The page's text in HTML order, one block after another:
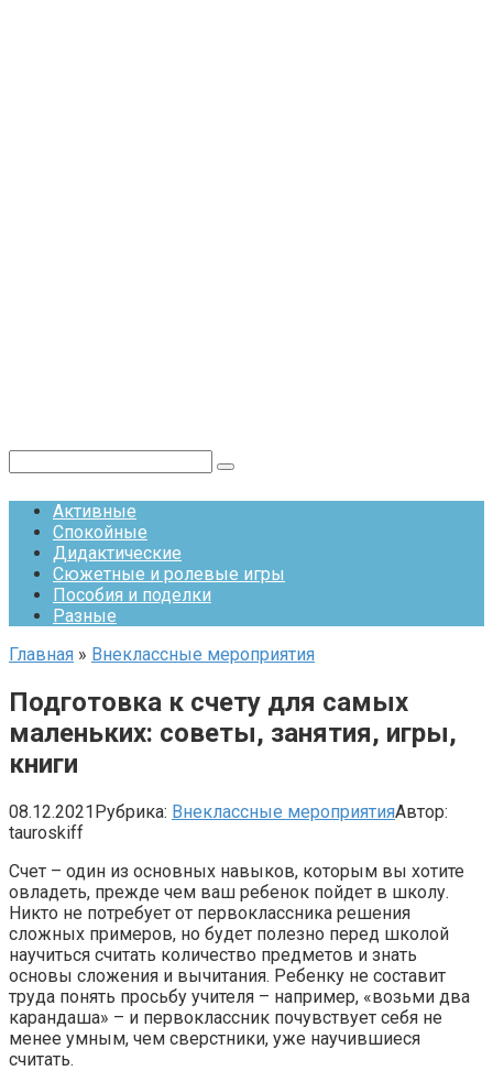
Активные
Спокойные
Дидактические
Сюжетные и ролевые игры
Пособия и поделки
Разные
Главная » Внеклассные мероприятия
Подготовка к счету для самых
маленьких: советы, занятия, игры,
книги
08.12.2021Рубрика: Внеклассные мероприятияАвтор:
tauroskiff
Счет – один из основных навыков, которым вы хотите
овладеть, прежде чем ваш ребенок пойдет в школу.
Никто не потребует от первоклассника решения
сложных примеров, но будет полезно перед школой
научиться считать количество предметов и знать
основы сложения и вычитания. Ребенку не составит
труда понять просьбу учителя – например, «возьми два
карандаша» – и первоклассник почувствует себя не
менее умным, чем сверстники, уже научившиеся
считать.